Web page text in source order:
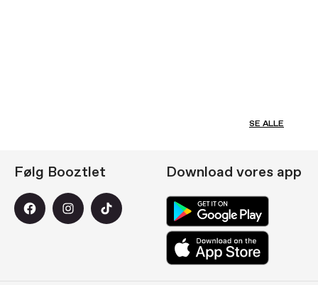
SE ALLE
Følg Booztlet Download vores app